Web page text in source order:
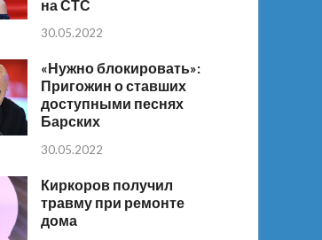
на СТС
30.05.2022
«Нужно блокировать»:
Пригожин о ставших
доступными песнях
Барских
30.05.2022
Киркоров получил
травму при ремонте
дома